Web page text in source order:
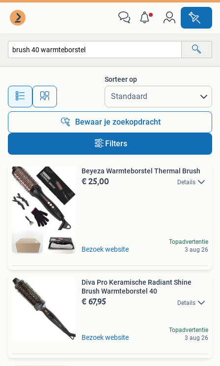
Alle afstanden…
Sorteer op
Bewaar je zoekopdracht
Filters
Beyeza Warmteborstel Thermal Brush
€ 25,00 Details
Bezoek website
Topadvertentie
3 aug 26
Diva Pro Keramische Radiant Shine
Brush Warmteborstel 40
€ 67,95 Details
Bezoek website
Topadvertentie
3 aug 26